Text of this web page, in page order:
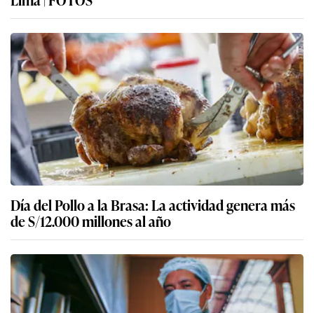
Día del Pollo a la Brasa: La actividad genera más
de S/12.000 millones al año